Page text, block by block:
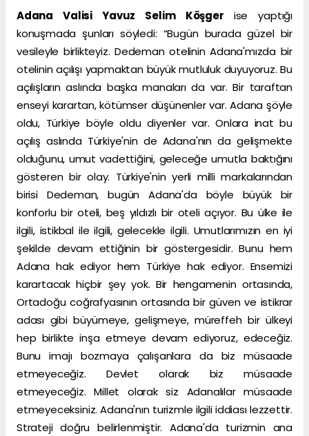
Adana Valisi Yavuz Selim Köşger ise yaptığı
konuşmada şunları söyledi: “Bugün burada güzel bir
vesileyle birlikteyiz. Dedeman otelinin Adana'mızda bir
otelinin açılışı yapmaktan büyük mutluluk duyuyoruz. Bu
açılışların aslında başka manaları da var. Bir taraftan
enseyi karartan, kötümser düşünenler var. Adana şöyle
oldu, Türkiye böyle oldu diyenler var. Onlara inat bu
açılış aslında Türkiye'nin de Adana'nın da gelişmekte
olduğunu, umut vadettiğini, geleceğe umutla baktığını
gösteren bir olay. Türkiye'nin yerli milli markalarından
birisi Dedeman, bugün Adana'da böyle büyük bir
konforlu bir oteli, beş yıldızlı bir oteli açıyor. Bu ülke ile
ilgili, istikbal ile ilgili, gelecekle ilgili. Umutlarımızın en iyi
şekilde devam ettiğinin bir göstergesidir. Bunu hem
Adana hak ediyor hem Türkiye hak ediyor. Ensemizi
karartacak hiçbir şey yok. Bir hengamenin ortasında,
Ortadoğu coğrafyasının ortasında bir güven ve istikrar
adası gibi büyümeye, gelişmeye, müreffeh bir ülkeyi
hep birlikte inşa etmeye devam ediyoruz, edeceğiz.
Bunu imajı bozmaya çalışanlara da biz müsaade
etmeyeceğiz. Devlet olarak biz müsaade
etmeyeceğiz. Millet olarak siz Adanalılar müsaade
etmeyeceksiniz. Adana'nın turizmle ilgili iddiası lezzettir.
Strateji doğru belirlenmiştir. Adana'da turizmin ana